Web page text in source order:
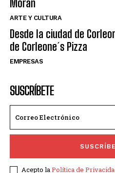
Moran
ARTE Y CULTURA
Desde la ciudad de
de Corleone´s Pizza
EMPRESAS
SUSCRÍBETE
Acepto laPolítica de